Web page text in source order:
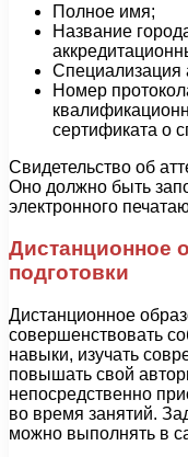
Полное имя;
Название
Специализация
Номер
сертификата о
Свидетельство об
Оно должно быть
электронного
Дистанционное
подготовки
Дистанционное
совершенствовать
навыки, изучать
повышать свой
непосредственно
во время занятий.
можно выполнять в